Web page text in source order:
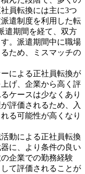
員転換には主に3つ
遣制度を利用した転
遣期間を経て、双方
。派遣期間中に職場
ため、ミスマッチの
による正社員転換が
げ、企業から高く評
ケースは少なくあり
評価されるため、入
る可能性が高くなり
動による正社員転換
に、より条件の良い
企業での勤務経験
て評価されることが